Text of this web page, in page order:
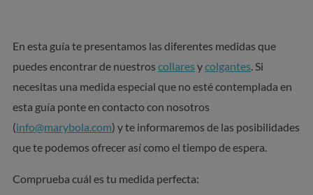
En esta guía te presentamos las diferentes medidas que
puedes encontrar de nuestros collares ycolgantes. Si
necesitas una medida especial que no esté contemplada en
esta guía ponte en contacto con nosotros
(info@marybola.com) y te informaremos de las posibilidades
que te podemos ofrecer así como el tiempo de espera.
Comprueba cuál es tu medida perfecta: